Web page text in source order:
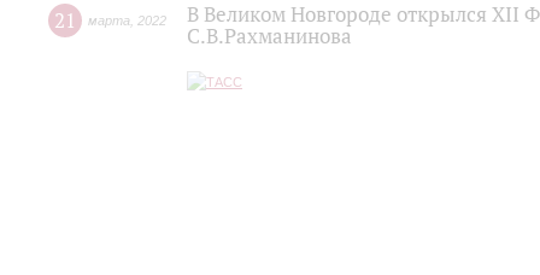
21 марта 2022
В Великом Новгороде открылся XII
С.В.Рахманинова